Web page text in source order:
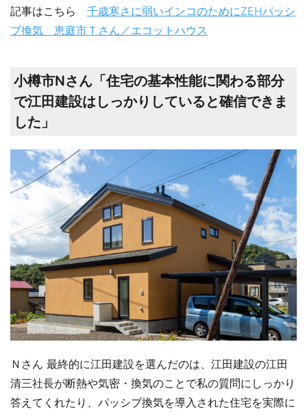
記事はこちら 千歳寒さに弱いインコのためにZEHパッシ
ブ換気 恵庭市Ｔさん／エコットハウス
小樽市Nさん「住宅の基本性能に関わる部分
で江田建設はしっかりしていると確信できま
した」
Ｎさん 最終的に江田建設を選んだのは、江田建設の江田
清三社長が断熱や気密・換気のことで私の質問にしっかり
答えてくれたり、パッシブ換気を導入された住宅を実際に